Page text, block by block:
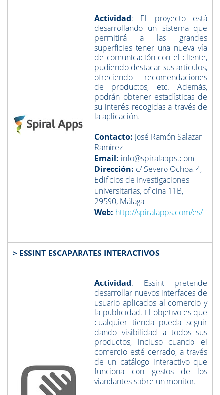
Actividad: El proyecto está
desarrollando un sistema que
permitirá a las grandes
superficies tener una nueva vía
de comunicación con el cliente,
pudiendo destacar sus artículos,
ofreciendo recomendaciones
de productos, etc. Además,
podrán obtener estadísticas de
su interés recogidas a través de
la aplicación.
Contacto: José Ramón Salazar
Ramírez
Email: info@spiralapps.com
Dirección: c/ Severo Ochoa, 4,
Edificios de Investigaciones
universitarias, oficina 11B,
29590, Málaga
Web: http://spiralapps.com/es/
> ESSINT-ESCAPARATES INTERACTIVOS
Actividad: Essint pretende
desarrollar nuevos interfaces de
usuario aplicados al comercio y
la publicidad. El objetivo es que
cualquier tienda pueda seguir
dando visibilidad a todos sus
productos, incluso cuando el
comercio esté cerrado, a través
de un catálogo interactivo que
funciona con gestos de los
viandantes sobre un monitor.